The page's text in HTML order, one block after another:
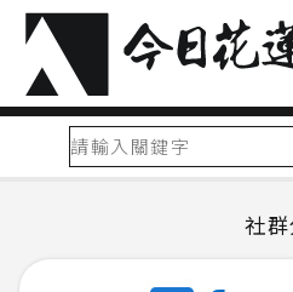
社群